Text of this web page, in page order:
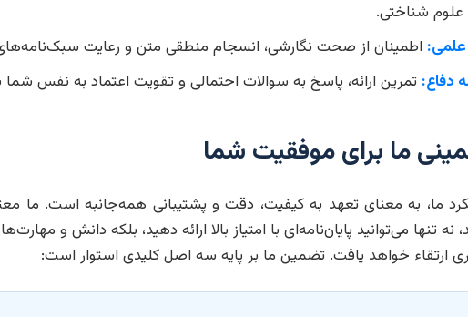
علوم شناختی.
اطمینان از صحت نگارشی، انسجام منطقی متن و رعایت
دفاع: تمرین ارائه، پاسخ به سوالات احتمالی و تقویت اعتماد به نفس شما
ما برای موفقیت شما
ما، به معنای تعهد به کیفیت، دقت و پشتیبانی همه‌جانبه است. ما
تنها می‌توانید پایان‌نامه‌ای با امتیاز بالا ارائه دهید، بلکه دانش و
خواهد یافت. تضمین ما بر پایه سه اصل کلیدی استوار است: